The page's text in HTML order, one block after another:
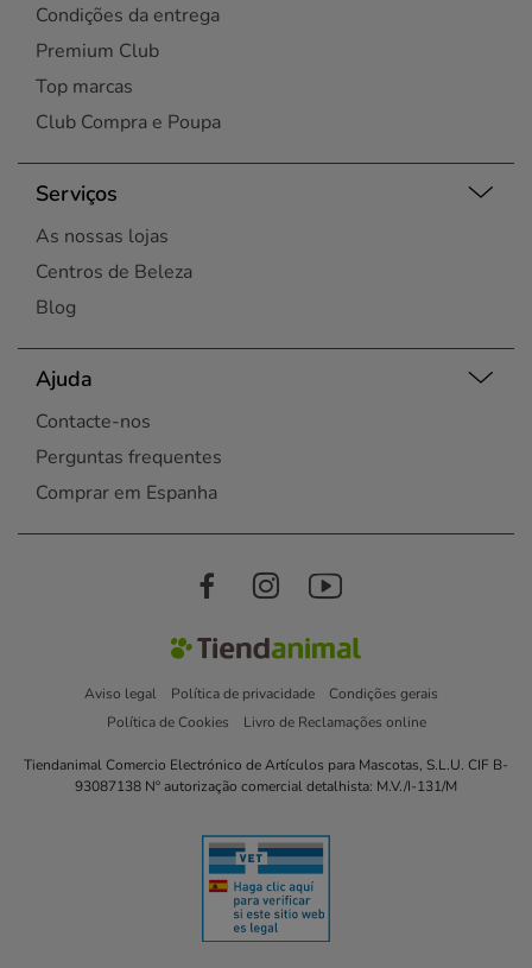
Condições da entrega
Premium Club
Top marcas
Club Compra e Poupa
Serviços
As nossas lojas
Centros de Beleza
Blog
Ajuda
Contacte-nos
Perguntas frequentes
Comprar em Espanha
Aviso legal Política de privacidade
Condições gerais
Política de Cookies
Livro de Reclamações online
Tiendanimal Comercio Electrónico de Artículos para Mascotas, S.L.U. CIF B-
93087138 Nº autorização comercial detalhista: M.V./I-131/M